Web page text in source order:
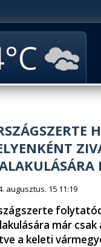
augusztus. 15 11:19
már
a keleti